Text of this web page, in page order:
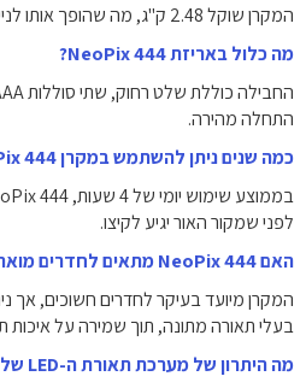
המקרן שוקל ‎2.48‎ ק"ג, מה שהופך אותו לנייד וקל להעברה ממקום למקום.
מה כלול באריזת NeoPix 444?
התחלה מהירה.
כמה שנים ניתן להשתמש במקרן NeoPix 444 בממוצע?
לפני שמקור האור יגיע לקיצו.
האם NeoPix 444 מתאים לחדרים מוארים?
המקרן מיועד בעיקר לחדרים חשוכים, אך
בעלי תאורה מתונה, תוך שמירה על איכות
מה היתרון של מערכת תאורת ה-LED של NeoPix 444?